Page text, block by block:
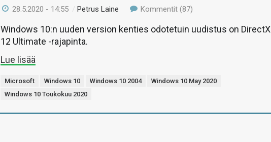
28.5.2020 - 14:55 /Petrus Laine Kommentit (87)
Windows 10:n uuden version kenties odotetuin uudistus on DirectX
12 Ultimate -rajapinta.
Lue lisää
Microsoft Windows 10 Windows 10 2004
Windows 10 May 2020
Windows 10 Toukokuu 2020